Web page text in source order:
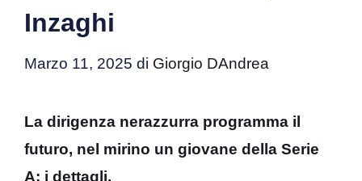
Inzaghi
Marzo 11, 2025 di Giorgio DAndrea
La dirigenza nerazzurra programma il
futuro, nel mirino un giovane della Serie
A: i dettagli.